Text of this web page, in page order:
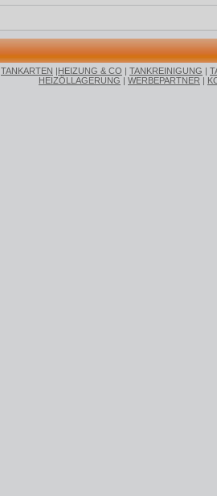
TANKARTEN |HEIZUNG & CO | TANKREINIGUNG |
HEIZÖLLAGERUNG | WERBEPARTNER |